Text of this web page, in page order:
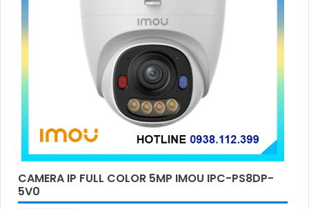
CAMERA IP FULL COLOR 5MP IMOU IPC-PS8DP-
5V0